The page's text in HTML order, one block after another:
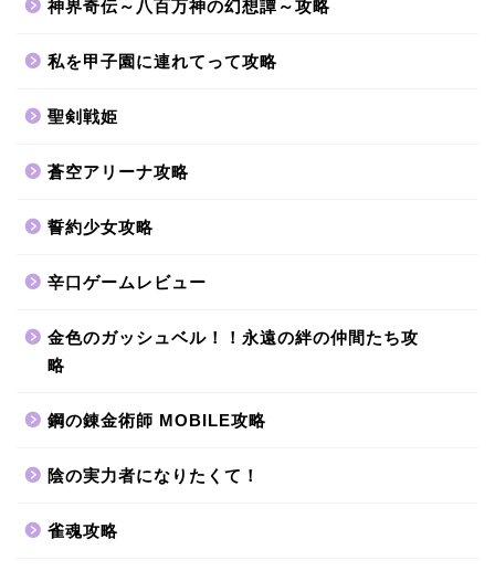
神界奇伝～八百万神の幻想譚～攻略
私を甲子園に連れてって攻略
聖剣戦姫
蒼空アリーナ攻略
誓約少女攻略
辛口ゲームレビュー
金色のガッシュベル！！永遠の絆の仲間たち攻
略
鋼の錬金術師 MOBILE攻略
陰の実力者になりたくて！
雀魂攻略